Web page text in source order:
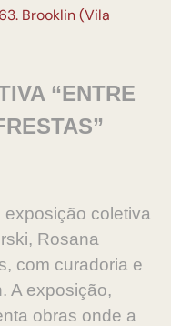
Brooklin (Vila
“ENTRE
exposição coletiva
Rosana
com curadoria e
A exposição,
obras onde a